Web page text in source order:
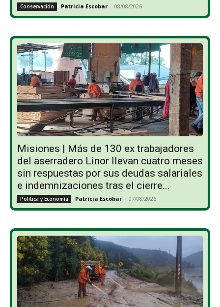
Conservación Patricia Escobar - 08/08/2026
Misiones | Más de 130 ex trabajadores
del aserradero Linor llevan cuatro meses
sin respuestas por sus deudas salariales
e indemnizaciones tras el cierre...
Política y Economía Patricia Escobar - 07/08/2026